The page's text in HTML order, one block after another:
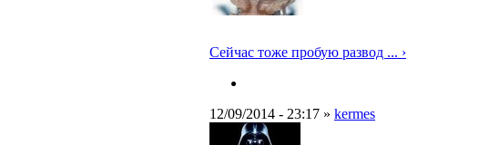
Сейчас тоже пробую развод ... ›
12/09/2014 - 23:17 » kermes